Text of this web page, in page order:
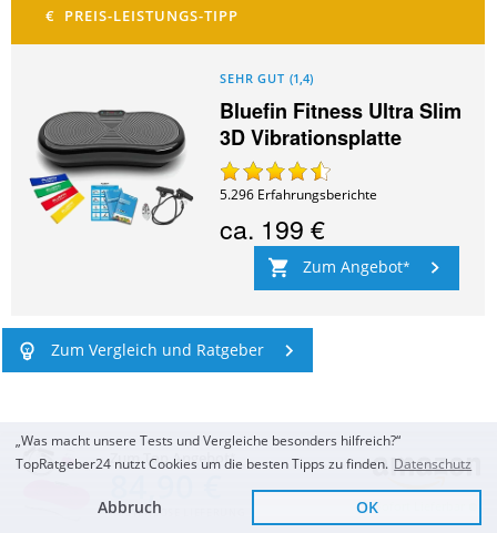
Zum Top Angebot
KOSTENLOSE LIEFERUNG Sofort Lieferbar
SEHR GUT (1,4)
Bluefin Fitness Ultra Slim
3D Vibrationsplatte
5.296 Erfahrungsberichte
ca. 199 €
Zum Angebot
Zum Vergleich und Ratgeber
„Was macht unsere Tests und Vergleiche besonders hilfreich?“
TopRatgeber24 nutzt Cookies um die besten Tipps zu finden. Datenschutz
Abbruch OK